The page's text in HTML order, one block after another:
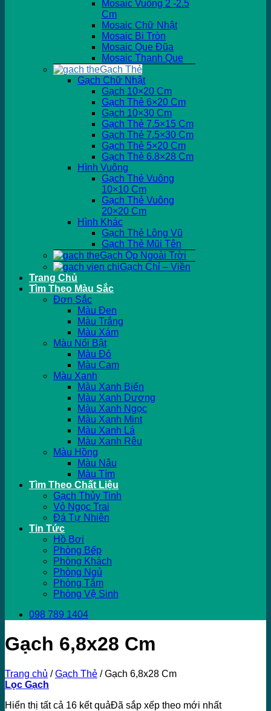
Mosaic Vuông 2 -2.5
Cm
Mosaic Chữ Nhật
Mosaic Bi Tròn
Mosaic Que Đũa
Mosaic Thanh Que
Gạch Thẻ
Gạch Chữ Nhật
Gạch 10×20 Cm
Gạch Thẻ 6×20 Cm
Gạch 10×30 Cm
Gạch Thẻ 7.5×15 Cm
Gạch Thẻ 7.5×30 Cm
Gạch Thẻ 5×20 Cm
Gạch Thẻ 6.8×28 Cm
Hình Vuông
Gạch Thẻ Vuông
10×10 Cm
Gạch Thẻ Vuông
20×20 Cm
Hình Khác
Gạch Thẻ Lông Vũ
Gạch Thẻ Mũi Tên
Gạch Ốp Ngoài Trời
Gạch Chỉ – Viền
Trang Chủ
Tìm Theo Màu Sắc
Đơn Sắc
Màu Đen
Màu Trắng
Màu Xám
Màu Nổi Bật
Màu Đỏ
Màu Cam
Màu Xanh
Màu Xanh Biển
Màu Xanh Dương
Màu Xanh Ngọc
Màu Xanh Mint
Màu Xanh Lá
Màu Xanh Rêu
Màu Hồng
Màu Nâu
Màu Tím
Tìm Theo Chất Liệu
Gạch Thủy Tinh
Vỏ Ngọc Trai
Đá Tự Nhiên
Tin Tức
Hồ Bơi
Phòng Bếp
Phòng Khách
Phòng Ngủ
Phòng Tắm
Phòng Vệ Sinh
098 789 1404
Gạch 6,8x28 Cm
Trang chủ / Gạch Thẻ /Gạch 6,8x28 Cm
Lọc Gạch
Hiển thị tất cả 16 kết quảĐã sắp xếp theo mới nhất